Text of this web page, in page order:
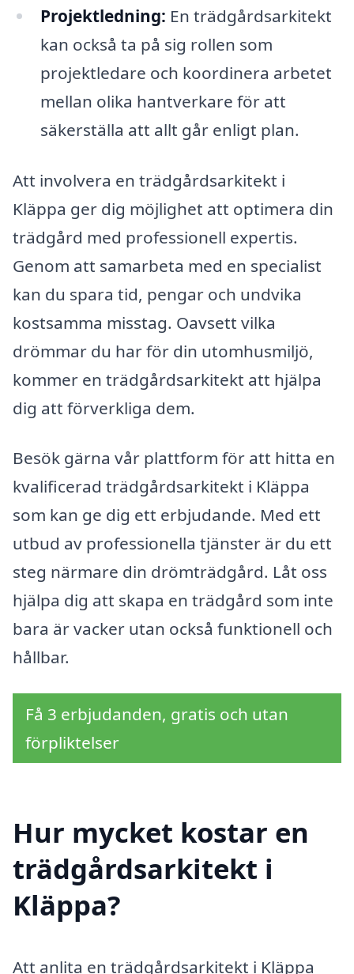
Projektledning: En trädgårdsarkitekt
kan också ta på sig rollen som
projektledare och koordinera arbetet
mellan olika hantverkare för att
säkerställa att allt går enligt plan.
Att involvera en trädgårdsarkitekt i
Kläppa ger dig möjlighet att optimera din
trädgård med professionell expertis.
Genom att samarbeta med en specialist
kan du spara tid, pengar och undvika
kostsamma misstag. Oavsett vilka
drömmar du har för din utomhusmiljö,
kommer en trädgårdsarkitekt att hjälpa
dig att förverkliga dem.
Besök gärna vår plattform för att hitta en
kvalificerad trädgårdsarkitekt i Kläppa
som kan ge dig ett erbjudande. Med ett
utbud av professionella tjänster är du ett
steg närmare din drömträdgård. Låt oss
hjälpa dig att skapa en trädgård som inte
bara är vacker utan också funktionell och
hållbar.
Få 3 erbjudanden, gratis och utan
förpliktelser
Hur mycket kostar en
trädgårdsarkitekt i
Kläppa?
Att anlita en trädgårdsarkitekt i Kläppa